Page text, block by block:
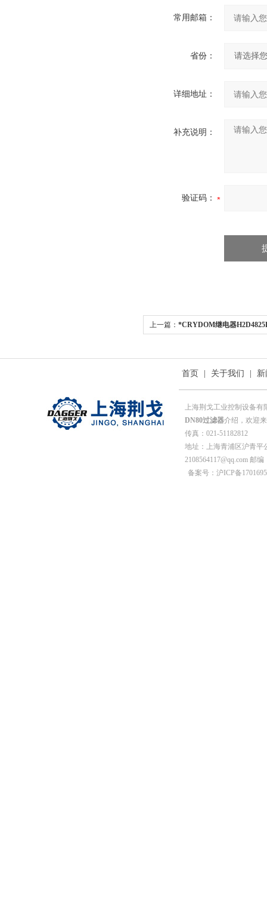
常用邮箱：
省份：
详细地址：
补充说明：
验证码：
上一篇： *CRYDOM继电器
首页 关于我们
上海荆戈工业控制设备
DN80过滤器介绍，欢迎
传真：021-51182812
地址：上海青浦区沪青平
2108564117@qq.com 邮编
备案号：沪ICP备